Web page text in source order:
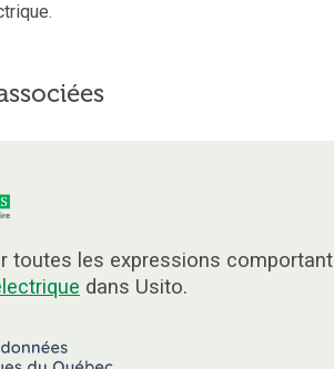
toutes les expressions
dans Usito.